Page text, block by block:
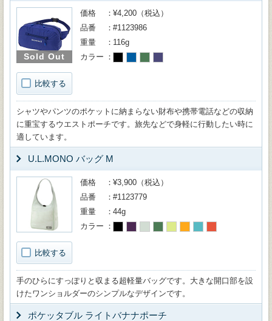
Sold Out
比較する
価格
¥4,200（税込）
品番
#1123986
重量
116g
カラー
シャツやパンツのポケットに納まらない財布や携帯電話などの収納
に重宝するウエストポーチです。旅先などで身軽に行動したい時に
適しています。
U.L.MONO バッグ M
比較する
価格
¥3,900（税込）
品番
#1123779
重量
44g
カラー
手のひらにすっぽりと収まる超軽量バッグです。大きな開口部を設
けたワンショルダーのシンプルなデザインです。
ポケッタブル ライトバナナポーチ